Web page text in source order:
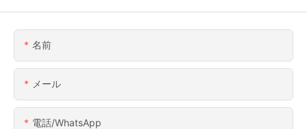
名前
メール
電話/WhatsApp